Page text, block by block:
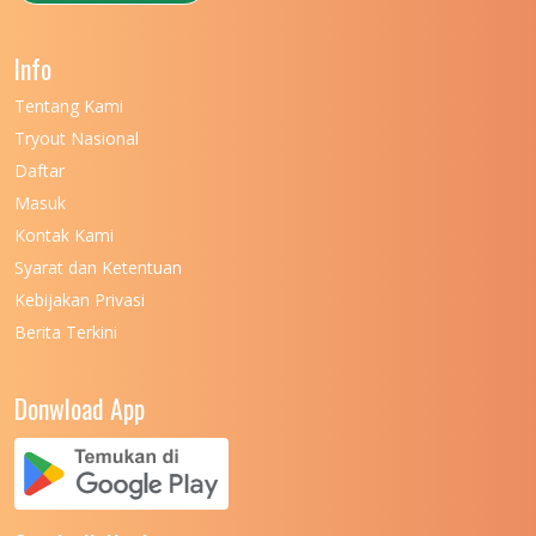
UNIVERSITAS NEGERI KHAIRUN
UNIVERSITAS NEGERI MANADO
UNIVERSITAS NEGERI MEDAN
UNIVERSITAS NEGERI PADANG
UNIVERSITAS NUSA CENDANA
UNIVERSITAS PADJADJARAN
Info
Tentang Kami
Tryout Nasional
Daftar
Masuk
Kontak Kami
Syarat dan Ketentuan
Kebijakan Privasi
Berita Terkini
Donwload App